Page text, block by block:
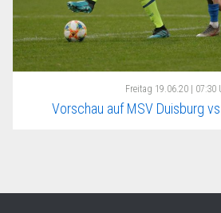
Freitag 19.06.20 | 07:30
Vorschau auf MSV Duisburg